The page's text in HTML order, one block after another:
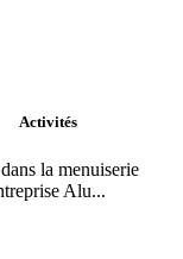
Activités
la menuiserie
Alu...